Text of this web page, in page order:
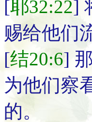
[耶32:22]
赐给他们
[结20:6]
为他们察
的。